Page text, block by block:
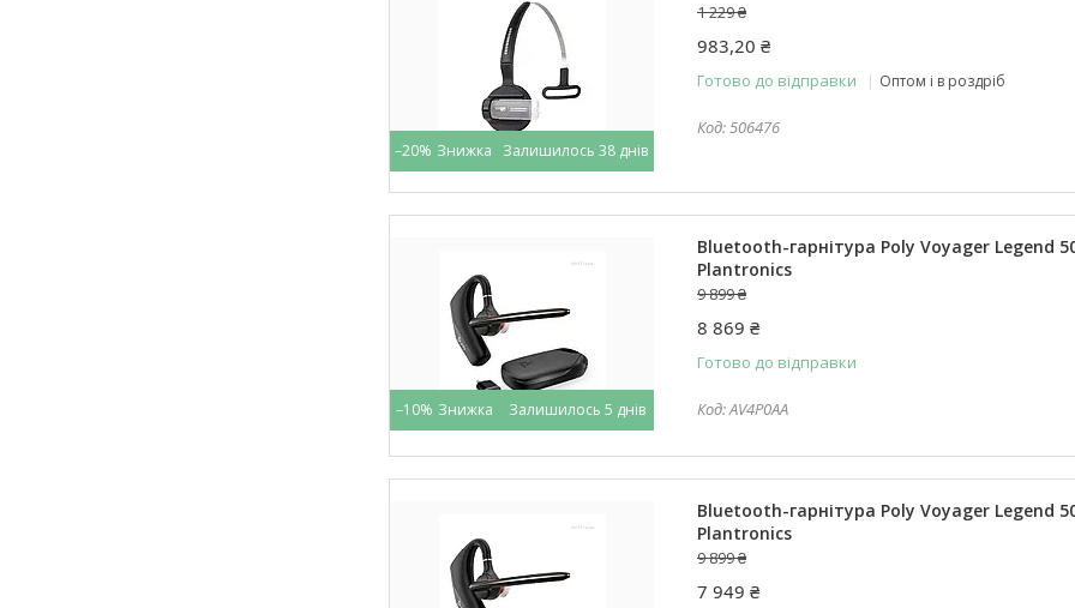
–20% Залишилось 38 днів
1 229 ₴
983,20 ₴
Готово до відправки Оптом і в роздріб
506476
–10% Залишилось 5 днів
Bluetooth-гарнітура Poly Voyager Legend
Plantronics
9 899 ₴
8 869 ₴
Готово до відправки
AV4P0AA
Bluetooth-гарнітура Poly Voyager Legend
Plantronics
9 899 ₴
7 949 ₴